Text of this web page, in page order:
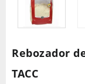
Rebozador
TACC